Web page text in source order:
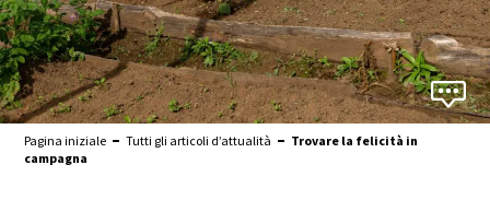
Pagina iniziale Tutti gli articoli d’attualità
Trovare la felicità in
campagna